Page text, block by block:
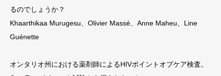
るのでしょうか？
Khaarthikaa Murugesu、Olivier Massé、Anne Maheu、Line
Guénette
オンタリオ州における薬剤師によるHIVポイントオブケア検査。